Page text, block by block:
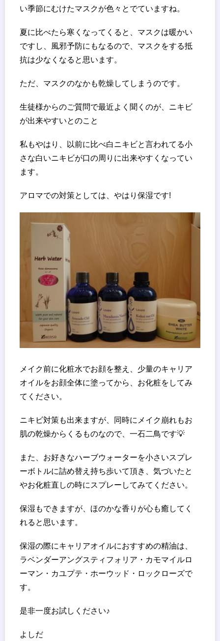
い季節にむけたマスクが色々とでていますね。
夏に比べたら寒くなってくると、マスクは暖かい
ですし、風邪予防にもなるので、マスクをする抵
抗は少なくなると思います。
ただ、マスクのなかも乾燥してしまうのです。
生徒様からのご質問で最近よく聞くのが、ニキビ
が出来やすいとのこと
私もやはり、以前に比べ白ニキビと言われてる小
さな白いニキビが口の周りに出来やすくなってい
ます。
アロマでの対策としては、やはり保湿です!
メイク前に化粧水でお顔を整え、少量のキャリア
オイルをお顔全体に塗ってから、お化粧をしてみ
てください。
ニキビ対策も出来ますが、同時にメイク崩れもお
肌の乾燥からくるものなので、一石二鳥です💡
また、お好きなハーブウォーターを小さいスプレ
ーボトルに詰め替え持ち歩いて頂き、気づいたと
やお化粧直しの時にスプレーしてみてください。
保湿もできますが、ほのかな香りが心も癒してく
れると思います。
保湿の際にキャリアオイルにおすすめの精油は、
ラベンダーアングスティフォリア・カモマイルロ
ーマン・カユプテ・ホーウッド・ロックローズで
す。
是非一度お試しください♪
よしだ